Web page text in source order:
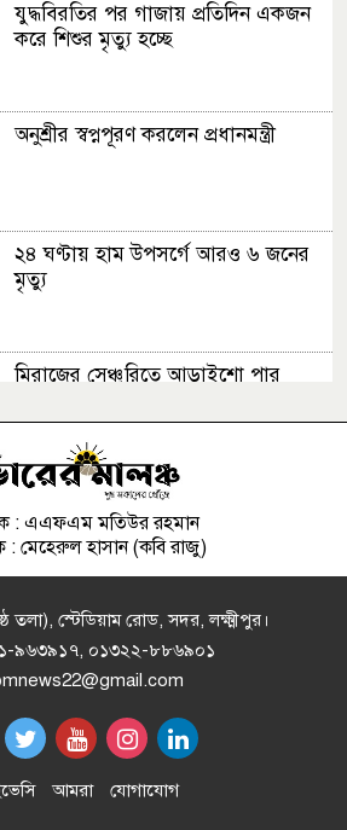
যুদ্ধবিরতির পর গাজায় প্রতিদিন একজন
করে শিশুর মৃত্যু হচ্ছে
অনুশ্রীর স্বপ্নপূরণ করলেন প্রধানমন্ত্রী
২৪ ঘণ্টায় হাম উপসর্গে আরও ৬ জনের
মৃত্যু
মিরাজের সেঞ্চুরিতে আড়াইশো পার
চাঁদপুরে মামলা পরিচালনাকালে
আইনজীবীর মৃত্যু
‘ত্রুটি’র বিষয়ে মুক্তিযুদ্ধ মন্ত্রণালয়ের দুঃখ
প্রকাশ
অস্ট্রেলিয়ার বিপক্ষে টেস্টে বাংলাদেশের
স্কোয়াড ঘোষণা
: এএফএম মতিউর রহমান
: মেহেরুল হাসান (কবি রাজু)
স্টেডিয়াম রোড, সদর, লক্ষ্মীপুর।
৯৬৩৯১৭, ০১৩২২-৮৮৬৯০১
আমরা যোগাযোগ